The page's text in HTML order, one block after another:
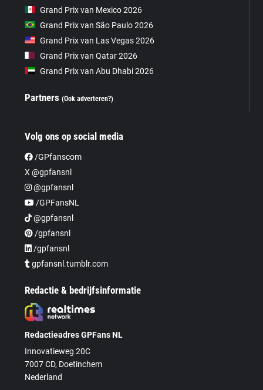
Grand Prix van Mexico 2026
Grand Prix van São Paulo 2026
Grand Prix van Las Vegas 2026
Grand Prix van Qatar 2026
Grand Prix van Abu Dhabi 2026
Partners(Ook adverteren?)
Volg ons op social media
/GPfanscom
X @gpfansnl
@gpfansnl
/GPFansNL
@gpfansnl
/gpfansnl
/gpfansnl
gpfansnl.tumblr.com
Redactie & bedrijfsinformatie
Redactieadres GPFans NL
Innovatieweg 20C
7007 CD, Doetinchem
Nederland